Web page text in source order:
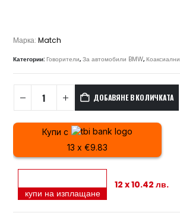
Марка:Match
Категории:Говорители,За автомобили BMW,Коаксиални
ДОБАВЯНЕ В КОЛИЧКАТА
Купи с
13 x €9.83
купи на изплащане
12 x 10.42 лв.